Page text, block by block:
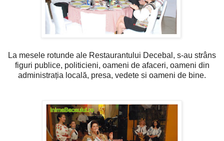
La mesele rotunde ale Restaurantului Decebal, s-au strâns
figuri publice, politicieni, oameni de afaceri, oameni din
administrația locală, presa, vedete si oameni de bine.